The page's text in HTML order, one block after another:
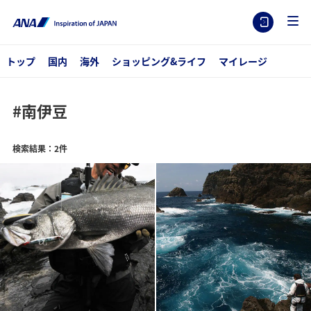
トップ 国内 海外 ショッピング&ライフ マイレージ
#南伊豆
検索結果：2件